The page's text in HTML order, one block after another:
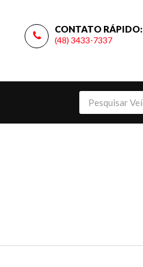
CONTATO RÁPIDO:
(48) 3433-7337